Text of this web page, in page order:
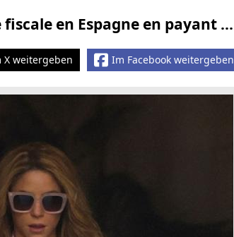
en Espagne en payant ...
Im Facebook weitergeben
X weitergeben